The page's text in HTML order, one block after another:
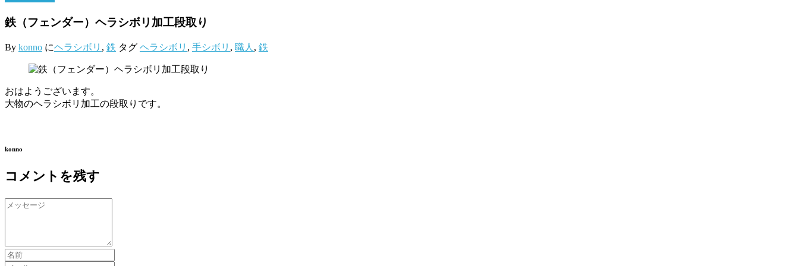
鉄（フェンダー）ヘラシボリ加工段取り
By konno にヘラシボリ , 鉄 タグ ヘラシボリ , 手シボリ , 職人 , 鉄
おはようございます。
大物のヘラシボリ加工の段取りです。
konno
コメントを残す